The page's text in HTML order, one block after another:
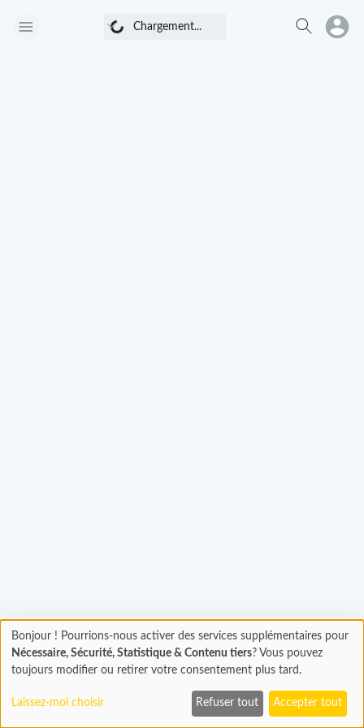
Chargement...
Chargement...
Chargement...Chargement
En cours...
Bonjour ! Pourrions-nous activer des services supplémentaires pour
Nécessaire, Sécurité, Statistique & Contenu tiers? Vous pouvez
toujours modifier ou retirer votre consentement plus tard.
Laissez-moi choisir Refuser tout Accepter tout